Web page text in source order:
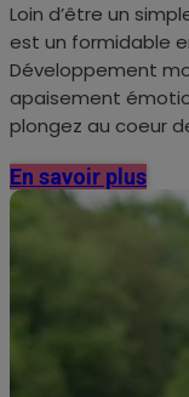
Loin d’être un
est un formidable
Développement
apaisement
plongez au coeur
En savoir plus